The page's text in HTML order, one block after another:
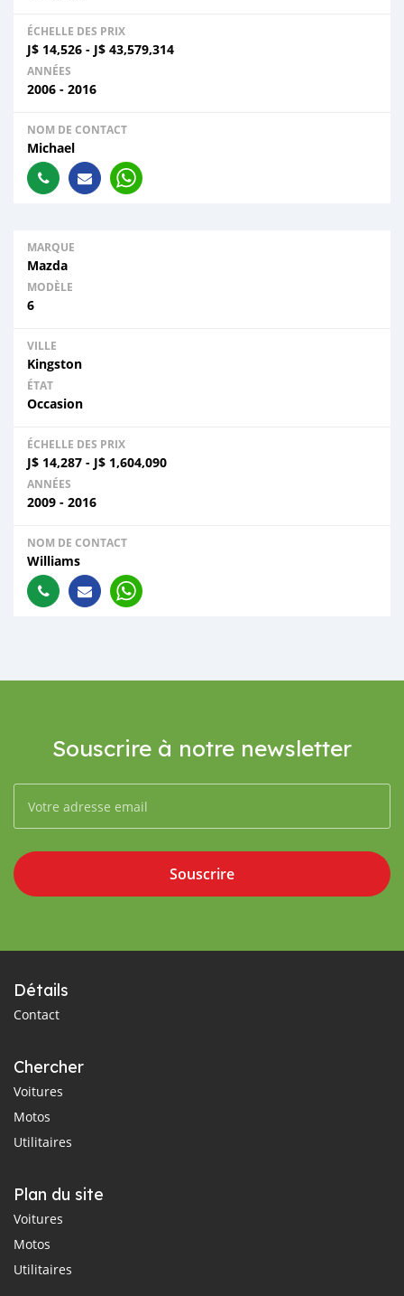
ÉCHELLE DES PRIX
J$ 14,526 - J$ 43,579,314
ANNÉES
2006 - 2016
NOM DE CONTACT
Michael
MARQUE
Mazda
MODÈLE
6
VILLE
Kingston
ÉTAT
Occasion
ÉCHELLE DES PRIX
J$ 14,287 - J$ 1,604,090
ANNÉES
2009 - 2016
NOM DE CONTACT
Williams
Souscrire à notre newsletter
Souscrire
Détails
Contact
Chercher
Voitures
Motos
Utilitaires
Plan du site
Voitures
Motos
Utilitaires